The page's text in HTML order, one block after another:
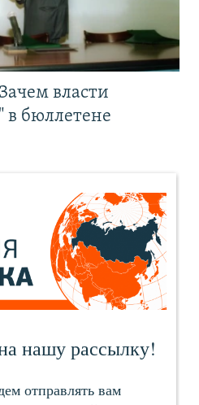
власти
в бюллетене